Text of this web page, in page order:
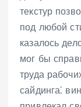
текстур
под любой
казалось
мог бы
труда
сайдинга⁚